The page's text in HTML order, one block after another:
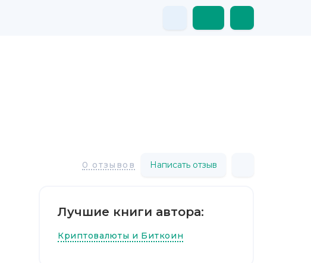
0 отзывов Написать отзыв
Лучшие книги автора:
Криптовалюты и Биткоин